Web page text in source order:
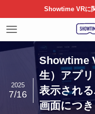
Showtime VRに
Showtime
生）アプ
表示され
画面につ
2025
7/16